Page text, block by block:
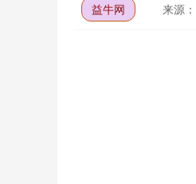
益牛网 来源